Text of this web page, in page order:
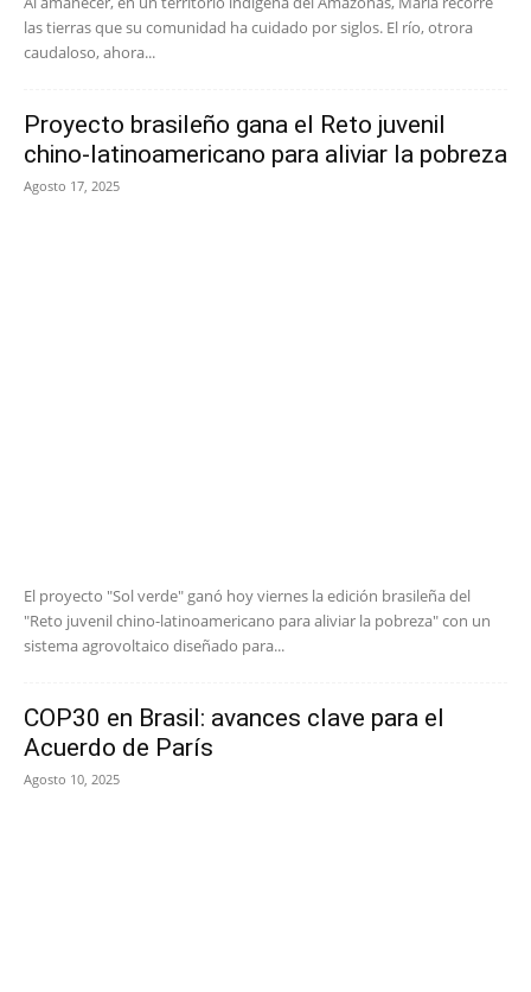
las tierras que su comunidad ha cuidado por siglos. El río, otrora
caudaloso, ahora...
Proyecto brasileño gana el Reto juvenil
chino-latinoamericano para aliviar la pobreza
Agosto 17, 2025
El proyecto "Sol verde" ganó hoy viernes la edición brasileña del
"Reto juvenil chino-latinoamericano para aliviar la pobreza" con un
sistema agrovoltaico diseñado para...
COP30 en Brasil: avances clave para el
Acuerdo de París
Agosto 10, 2025